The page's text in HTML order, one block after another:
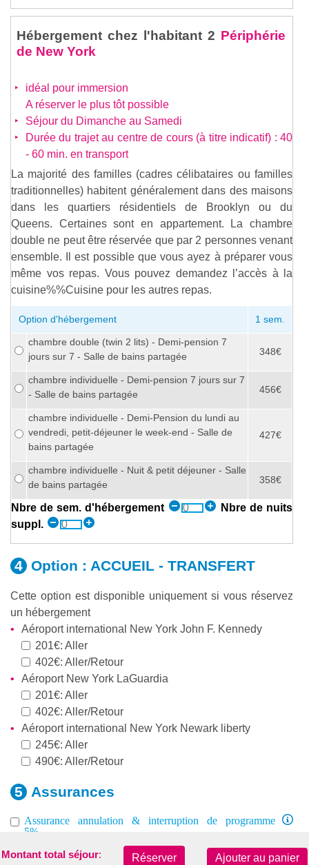
Hébergement chez l'habitant 2 Périphérie
de New York
idéal pour immersion
A réserver le plus tôt possible
Séjour du Dimanche au Samedi
Durée du trajet au centre de cours (à titre indicatif) : 40
- 60 min. en transport
La majorité des familles (cadres célibataires ou familles
traditionnelles) habitent généralement dans des maisons
dans les quartiers résidentiels de Brooklyn ou du
Queens. Certaines sont en appartement. La chambre
double ne peut être réservée que par 2 personnes venant
ensemble. Il est possible que vous ayez à préparer vous
même vos repas. Vous pouvez demandez l’accès à la
cuisine%%Cuisine pour les autres repas.
Option d'hébergement 1 sem.
chambre double (twin 2 lits) - Demi-pension 7
jours sur 7 - Salle de bains partagée
348€
chambre individuelle - Demi-pension 7 jours sur 7
- Salle de bains partagée
456€
chambre individuelle - Demi-Pension du lundi au
vendredi, petit-déjeuner le week-end - Salle de
bains partagée
427€
chambre individuelle - Nuit & petit déjeuner - Salle
de bains partagée
358€
Nbre de sem. d'hébergement
Nbre de nuits
suppl.
Option : ACCUEIL - TRANSFERT
Cette option est disponible uniquement si vous réservez
un hébergement
Aéroport international New York John F. Kennedy
201€: Aller
402€: Aller/Retour
Aéroport New York LaGuardia
201€: Aller
402€: Aller/Retour
Aéroport international New York Newark liberty
245€: Aller
490€: Aller/Retour
Assurances
Assurance annulation & interruption de programme
5%
Assistance Médicale hors UE 8-60 ans 14€ par sem.
Montant total séjour: Réserver Ajouter au panier